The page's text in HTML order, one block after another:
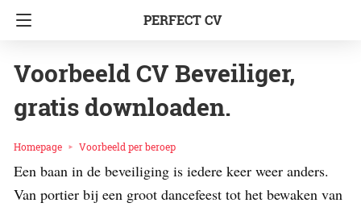
PERFECT CV
Voorbeeld CV Beveiliger,
gratis downloaden.
Homepage Voorbeeld per beroep
Een baan in de beveiliging is iedere keer weer anders.
Van portier bij een groot dancefeest tot het bewaken van